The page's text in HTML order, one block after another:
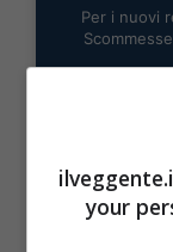
Per i nuovi
your